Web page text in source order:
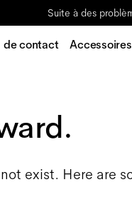
Suite à des
de contact Accessoires
exist. Here are